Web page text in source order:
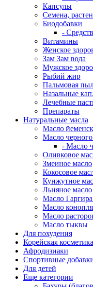
Капсулы
Семена,
Биодобавки
-
Витамины
Женское
Зам Зам вода
Мужское
Рыбий жир
Пальмовая
Назальные
Лечебные
Препараты
Натуральные масла
Масло
Масло
- Масло
Оливковое
Змеиное масло
Кокосовое
Кунжутное
Льняное масло
Масло
Масло
Масло
Масло тыквы
Для похудения
Корейская косметика
Афродизиаки
Спортивные
Для детей
Еще категории